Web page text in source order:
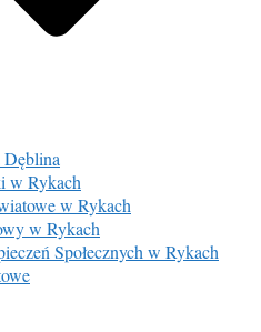
w Rykach
w Rykach
w Rykach
Społecznych w Rykach